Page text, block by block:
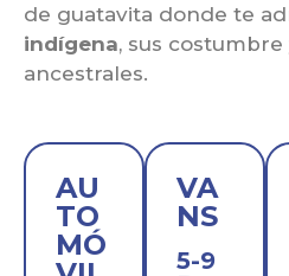
de guatavita donde te
indígena, sus
ancestrales.
AU
TO
MÓ
VA
NS
5-9